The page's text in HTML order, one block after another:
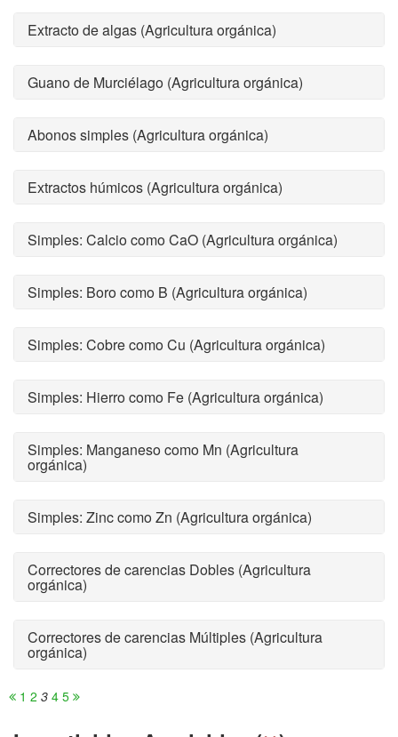
Extracto de algas (Agricultura orgánica)
Guano de Murciélago (Agricultura orgánica)
Abonos simples (Agricultura orgánica)
Extractos húmicos (Agricultura orgánica)
Simples: Calcio como CaO (Agricultura orgánica)
Simples: Boro como B (Agricultura orgánica)
Simples: Cobre como Cu (Agricultura orgánica)
Simples: Hierro como Fe (Agricultura orgánica)
Simples: Manganeso como Mn (Agricultura
orgánica)
Simples: Zinc como Zn (Agricultura orgánica)
Correctores de carencias Dobles (Agricultura
orgánica)
Correctores de carencias Múltiples (Agricultura
orgánica)
1 2 3 4 5